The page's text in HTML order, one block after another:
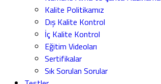
Kalite Politikamız
Dış Kalite Kontrol
İç Kalite Kontrol
Eğitim Videoları
Sertifikalar
Sık Sorulan Sorular